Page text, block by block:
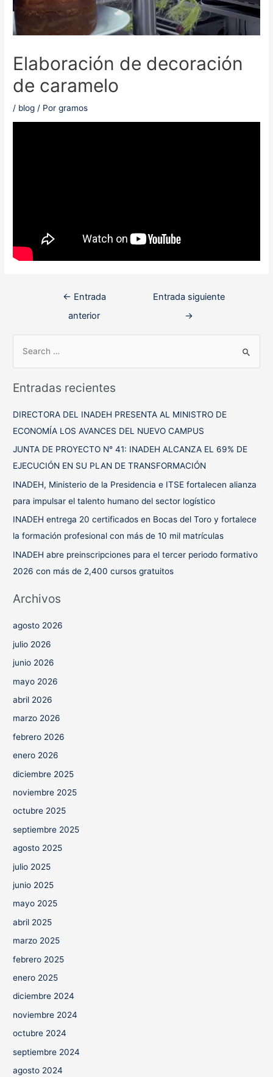
Elaboración de decoración
de caramelo
/ blog / Porgramos
Navegación
← Entrada
anterior
Entrada siguiente
→
c
:
Entradas recientes
DIRECTORA DEL INADEH PRESENTA AL MINISTRO DE
ECONOMÍA LOS AVANCES DEL NUEVO CAMPUS
JUNTA DE PROYECTO N° 41: INADEH ALCANZA EL 69% DE
EJECUCIÓN EN SU PLAN DE TRANSFORMACIÓN
INADEH, Ministerio de la Presidencia e ITSE fortalecen alianza
para impulsar el talento humano del sector logístico
INADEH entrega 20 certificados en Bocas del Toro y fortalece
la formación profesional con más de 10 mil matrículas
INADEH abre preinscripciones para el tercer periodo formativo
2026 con más de 2,400 cursos gratuitos
Archivos
agosto 2026
julio 2026
junio 2026
mayo 2026
abril 2026
marzo 2026
febrero 2026
enero 2026
diciembre 2025
noviembre 2025
octubre 2025
septiembre 2025
agosto 2025
julio 2025
junio 2025
mayo 2025
abril 2025
marzo 2025
febrero 2025
enero 2025
diciembre 2024
noviembre 2024
octubre 2024
septiembre 2024
agosto 2024